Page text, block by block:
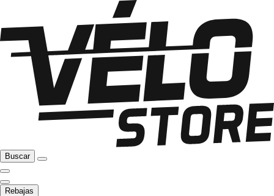
Buscar
Rebajas